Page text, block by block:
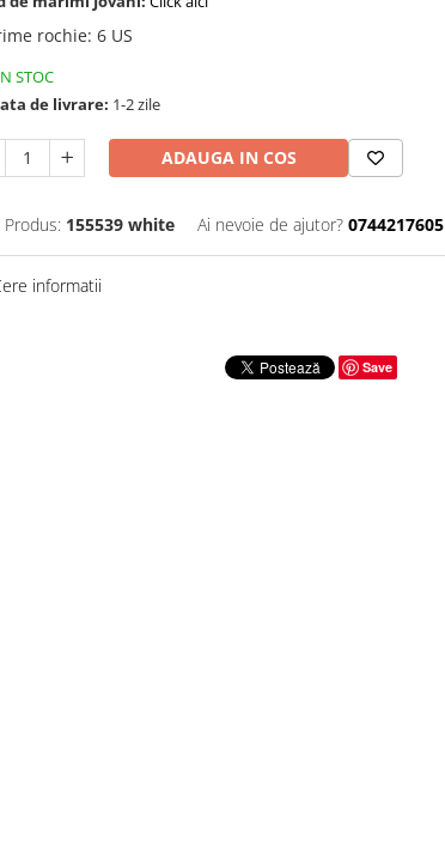
rochie: 6 US
STOC
de livrare: 1-2 zile
ADAUGA IN COS
Produs: 155539 white Ai nevoie de ajutor? 0744217605
informatii
Save